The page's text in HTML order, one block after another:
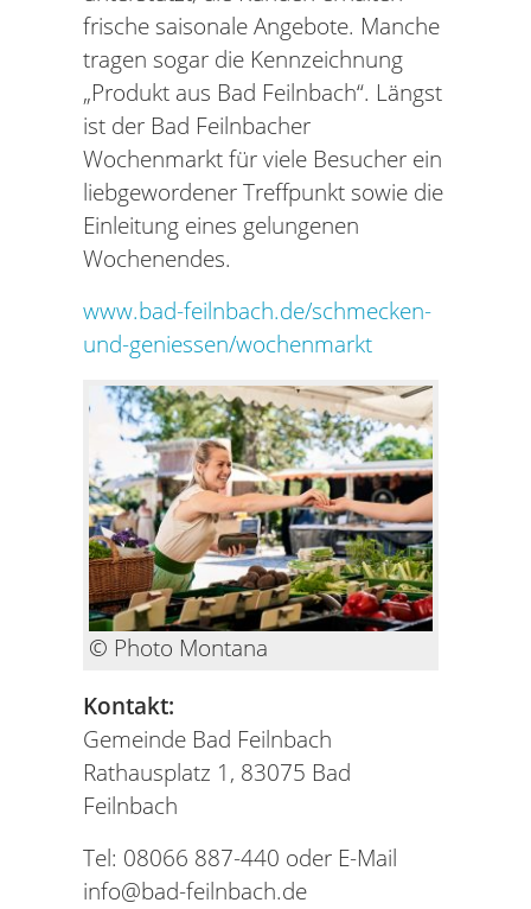
frische saisonale Angebote. Manche
tragen sogar die Kennzeichnung
„Produkt aus Bad Feilnbach“. Längst
ist der Bad Feilnbacher
Wochenmarkt für viele Besucher ein
liebgewordener Treffpunkt sowie die
Einleitung eines gelungenen
Wochenendes.
www.bad-feilnbach.de/schmecken-
und-geniessen/wochenmarkt
© Photo Montana
Kontakt:
Gemeinde Bad Feilnbach
Rathausplatz 1, 83075 Bad
Feilnbach
Tel: 08066 887-440 oder E-Mail
info@bad-feilnbach.de